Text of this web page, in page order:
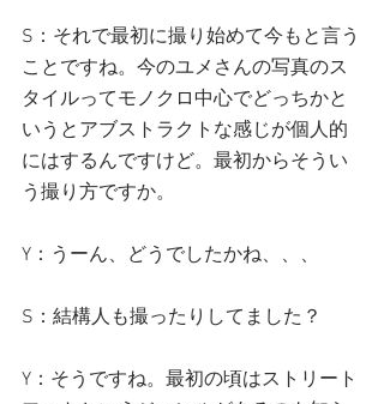
S：それで最初に撮り始めて今もと言う
ことですね。今のユメさんの写真のス
タイルってモノクロ中心でどっちかと
いうとアブストラクトな感じが個人的
にはするんですけど。最初からそうい
う撮り方ですか。
Y：うーん、どうでしたかね、、、
S：結構人も撮ったりしてました？
Y：そうですね。最初の頃はストリート